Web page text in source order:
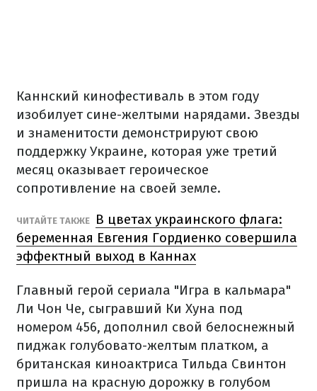
Каннский кинофестиваль в этом году
изобилует сине-желтыми нарядами. Звезды
и знаменитости демонстрируют свою
поддержку Украине, которая уже третий
месяц оказывает героическое
сопротивление на своей земле.
ЧИТАЙТЕ ТАКЖЕ
В цветах украинского флага:
беременная Евгения Гордиенко совершила
эффектный выход в Каннах
Главный герой сериала "Игра в кальмара"
Ли Чон Че, сыгравший Ки Хуна под
номером 456, дополнил свой белоснежный
пиджак голубовато-желтым платком, а
британская киноактриса Тильда Свинтон
пришла на красную дорожку в голубом